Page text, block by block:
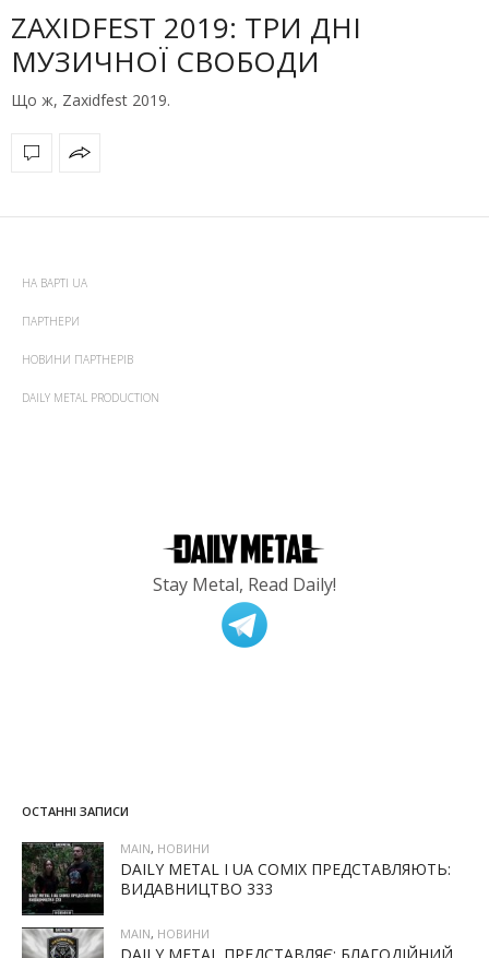
ZAXIDFEST 2019: ТРИ ДНІ
МУЗИЧНОЇ СВОБОДИ
Що ж, Zaxidfest 2019.
НА ВАРТІ UA
ПАРТНЕРИ
НОВИНИ ПАРТНЕРІВ
DAILY METAL PRODUCTION
Stay Metal, Read Daily!
ОСТАННІ ЗАПИСИ
MAIN, НОВИНИ
DAILY METAL І UA COMIX ПРЕДСТАВЛЯЮТЬ:
ВИДАВНИЦТВО 333
MAIN, НОВИНИ